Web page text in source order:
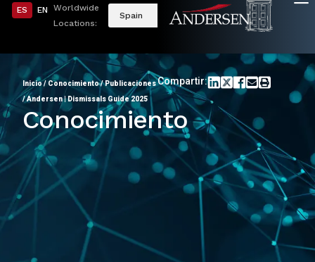
ES EN
Worldwide
Locations:
Spain
Inicio/ Conocimiento/Publicaciones
/Andersen | Dismissals Guide 2025
Compartir:
Conocimiento